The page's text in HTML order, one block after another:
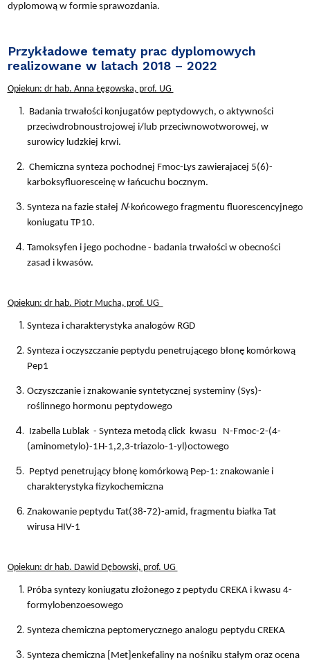
dyplomową w formie sprawozdania.
Przykładowe tematy prac dyplomowych
realizowane w latach 2018 – 2022
Opiekun: dr hab. Anna Łęgowska, prof. UG
Badania trwałości konjugatów peptydowych, o aktywności
przeciwdrobnoustrojowej i/lub przeciwnowotworowej, w
surowicy ludzkiej krwi.
Chemiczna synteza pochodnej Fmoc-Lys zawierajacej 5(6)-
karboksyfluoresceinę w łańcuchu bocznym.
Synteza na fazie stałej N-końcowego fragmentu fluorescencyjnego
koniugatu TP10.
Tamoksyfen i jego pochodne - badania trwałości w obecności
zasad i kwasów.
Opiekun: dr hab. Piotr Mucha, prof. UG
Synteza i charakterystyka analogów RGD
Synteza i oczyszczanie peptydu penetrującego błonę komórkową
Pep1
Oczyszczanie i znakowanie syntetycznej systeminy (Sys)-
roślinnego hormonu peptydowego
Izabella Lublak - Synteza metodą click kwasu N-Fmoc-2-(4-
(aminometylo)-1H-1,2,3-triazolo-1-yl)octowego
Peptyd penetrujący błonę komórkową Pep-1: znakowanie i
charakterystyka fizykochemiczna
Znakowanie peptydu Tat(38-72)-amid, fragmentu białka Tat
wirusa HIV-1
Opiekun: dr hab. Dawid Dębowski, prof. UG
Próba syntezy koniugatu złożonego z peptydu CREKA i kwasu 4-
formylobenzoesowego
Synteza chemiczna peptomerycznego analogu peptydu CREKA
Synteza chemiczna [Met]enkefaliny na nośniku stałym oraz ocena